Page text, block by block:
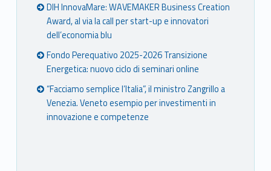
DIH InnovaMare: WAVEMAKER Business Creation
Award, al via la call per start-up e innovatori
dell’economia blu
Fondo Perequativo 2025-2026 Transizione
Energetica: nuovo ciclo di seminari online
“Facciamo semplice l’Italia”, il ministro Zangrillo a
Venezia. Veneto esempio per investimenti in
innovazione e competenze